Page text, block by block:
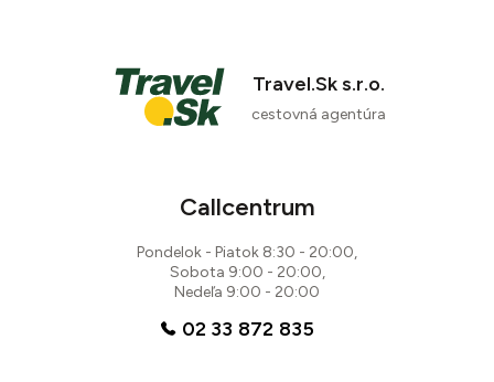
Travel.Sk s.r.o.
cestovná agentúra
Callcentrum
Pondelok - Piatok 8:30 - 20:00,
Sobota 9:00 - 20:00,
Nedeľa 9:00 - 20:00
02 33 872 835